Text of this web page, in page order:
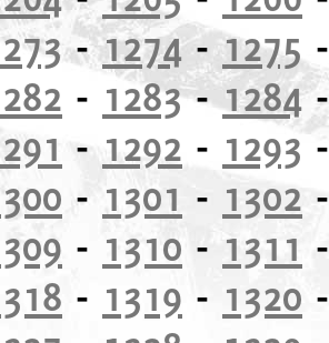
-1274-1275
- 1283-1284
- 1292 - 1293
- 1301 - 1302
- 1310 - 1311
- 1319 - 1320